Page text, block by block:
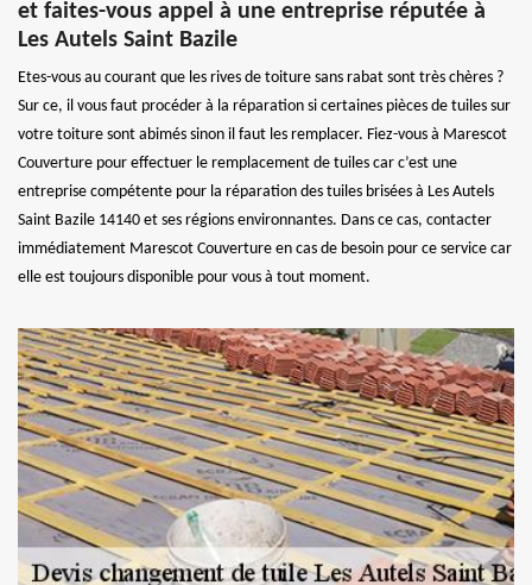
et faites-vous appel à une entreprise réputée à
Les Autels Saint Bazile
Etes-vous au courant que les rives de toiture sans rabat sont très chères ?
Sur ce, il vous faut procéder à la réparation si certaines pièces de tuiles sur
votre toiture sont abimés sinon il faut les remplacer. Fiez-vous à Marescot
Couverture pour effectuer le remplacement de tuiles car c’est une
entreprise compétente pour la réparation des tuiles brisées à Les Autels
Saint Bazile 14140 et ses régions environnantes. Dans ce cas, contacter
immédiatement Marescot Couverture en cas de besoin pour ce service car
elle est toujours disponible pour vous à tout moment.